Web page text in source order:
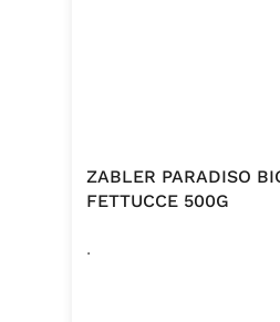
ZABLER PARADISO
FETTUCCE 500G
.